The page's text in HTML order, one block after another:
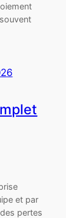
et par
pertes